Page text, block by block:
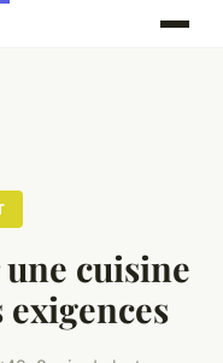
cuisine
exigences